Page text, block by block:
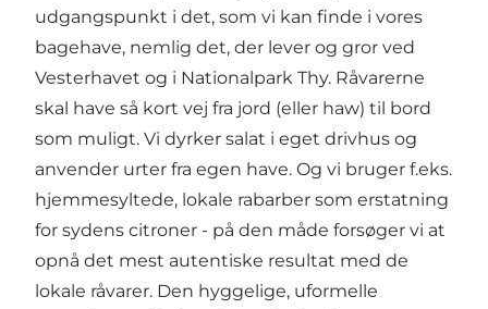
udgangspunkt i det, som vi kan finde i vores
bagehave, nemlig det, der lever og gror ved
Vesterhavet og i Nationalpark Thy. Råvarerne
skal have så kort vej fra jord (eller haw) til bord
som muligt. Vi dyrker salat i eget drivhus og
anvender urter fra egen have. Og vi bruger f.eks.
hjemmesyltede, lokale rabarber som erstatning
for sydens citroner - på den måde forsøger vi at
opnå det mest autentiske resultat med de
lokale råvarer. Den hyggelige, uformelle